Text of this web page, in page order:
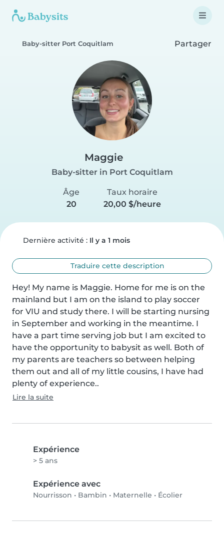
Baby-sitter Port Coquitlam Partager
Maggie
Baby-sitter in Port Coquitlam
Âge
20
Taux horaire
20,00 $/heure
Dernière activité : Il y a 1 mois
Traduire cette description
Hey! My name is Maggie. Home for me is on the
mainland but I am on the island to play soccer
for VIU and study there. I will be starting nursing
in September and working in the meantime. I
have a part time serving job but I am excited to
have the opportunity to babysit as well. Both of
my parents are teachers so between helping
them out and all of my little cousins, I have had
plenty of experience..
Lire la suite
Expérience
> 5 ans
Expérience avec
Nourrisson • Bambin • Maternelle • Écolier